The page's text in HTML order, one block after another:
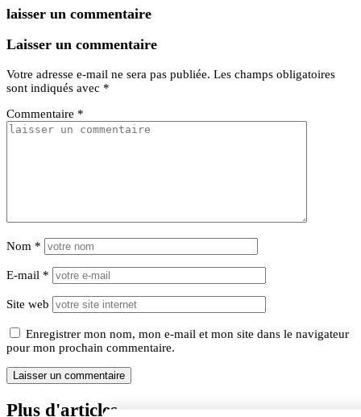
laisser un commentaire
Laisser un commentaire
Votre adresse e-mail ne sera pas publiée. Les champs obligatoires
sont indiqués avec *
Commentaire *
Nom *
E-mail *
Site web
Enregistrer mon nom, mon e-mail et mon site dans le navigateur
pour mon prochain commentaire.
Plus d'articles